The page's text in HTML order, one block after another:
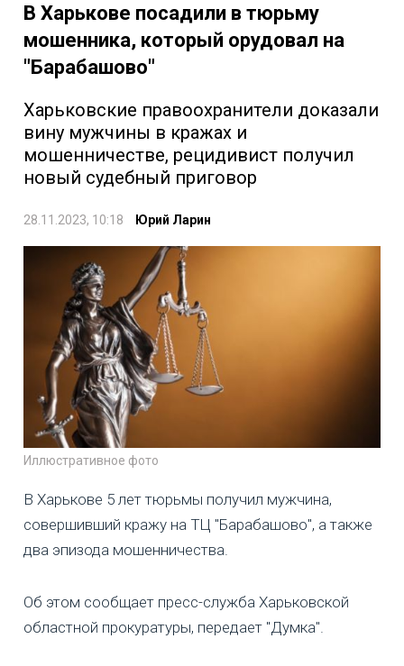
В Харькове посадили в тюрьму
мошенника, который орудовал на
"Барабашово"
Харьковские правоохранители доказали
вину мужчины в кражах и
мошенничестве, рецидивист получил
новый судебный приговор
28.11.2023, 10:18 Юрий Ларин
Иллюстративное фото
В Харькове 5 лет тюрьмы получил мужчина,
совершивший кражу на ТЦ "Барабашово", а также
два эпизода мошенничества.
Об этом сообщает пресс-служба Харьковской
областной прокуратуры, передает "Думка".